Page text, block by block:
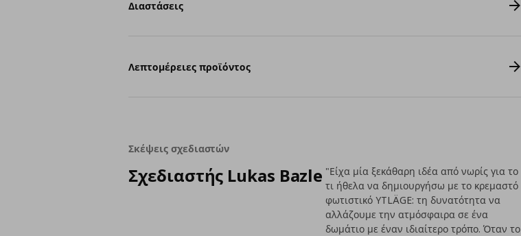
Διαστάσεις
Λεπτομέρειες προϊόντος
Σκέψεις σχεδιαστών
Σχεδιαστής Lukas Bazle "Είχα μία ξεκάθαρη ιδέα από νωρίς για το
τι ήθελα να δημιουργήσω με το κρεμαστό
φωτιστικό YTLÄGE: τη δυνατότητα να
αλλάζουμε την ατμόσφαιρα σε ένα
δωμάτιο με έναν ιδιαίτερο τρόπο. Όταν το